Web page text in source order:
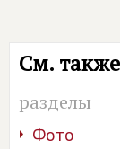
См. также
разделы
Фото